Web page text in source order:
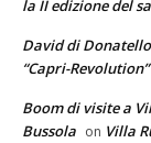
la II edizione del
David di
“Capri-
Boom di visite a
Bussola on Villa